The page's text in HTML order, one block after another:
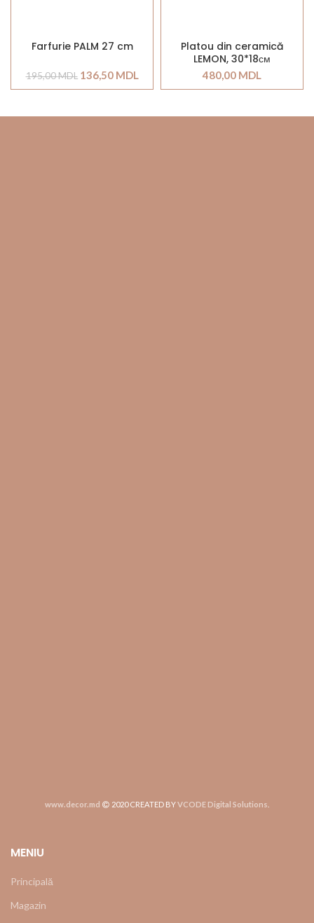
Farfurie PALM 27 cm
195,00MDL 136,50 MDL
Platou din ceramică
LEMON, 30*18см
480,00 MDL
www.decor.md 2020 CREATED BYVCODE Digital Solutions
MENIU
Principală
Magazin